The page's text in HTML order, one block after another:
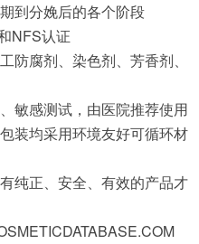
到分娩后的各个阶段
NFS认证
防腐剂、染色剂、芳香剂、
敏感测试，由医院推荐使用
装均采用环境友好可循环材
纯正、安全、有效的产品才